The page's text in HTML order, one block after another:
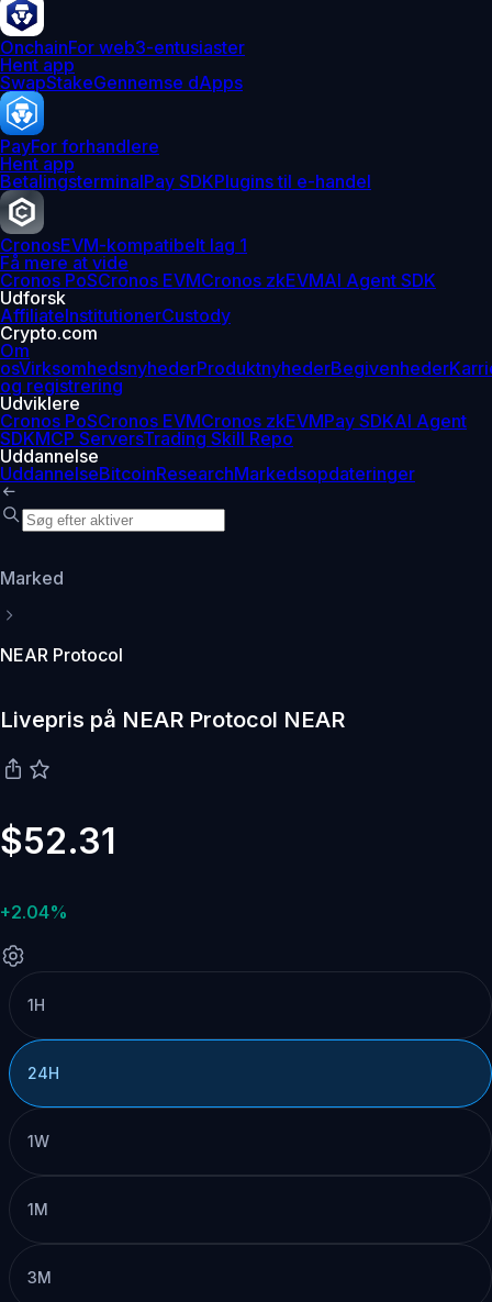
OnchainFor web3-entusiaster
Hent app
SwapStakeGennemse dApps
PayFor forhandlere
Hent app
BetalingsterminalPay SDKPlugins til e-handel
CronosEVM-kompatibelt lag 1
Få mere at vide
Cronos PoSCronos EVMCronos zkEVMAI Agent SDK
Udforsk
AffiliateInstitutionerCustody
Crypto.com
Om
osVirksomhedsnyhederProduktnyhederBegivenheder
og registrering
Udviklere
Cronos PoSCronos EVMCronos zkEVMPay SDKAI Agent
SDKMCP ServersTrading Skill Repo
Uddannelse
UddannelseBitcoinResearchMarkedsopdateringer
Marked
NEAR Protocol
Livepris på NEAR Protocol NEAR
$52.31
+2.04%
1H
24H
1W
1M
3M